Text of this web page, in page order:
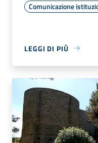
Comunicazione
LEGGI DI PIÙ